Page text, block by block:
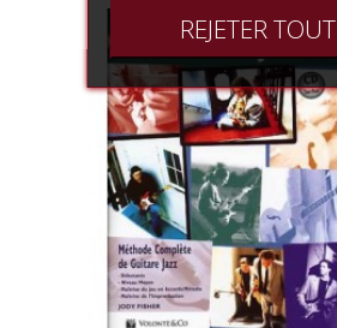
REJETER TOUT